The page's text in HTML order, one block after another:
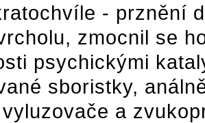
- prznění
zmocnil se
psychickými
sboristky,
a